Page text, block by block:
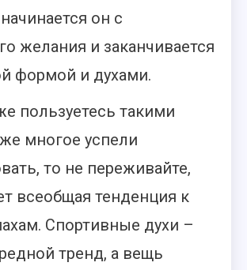
он с
желания и заканчивается
формой и духами.
пользуетесь такими
многое успели
то не переживайте,
всеобщая тенденция к
Спортивные духи –
тренд, а вещь